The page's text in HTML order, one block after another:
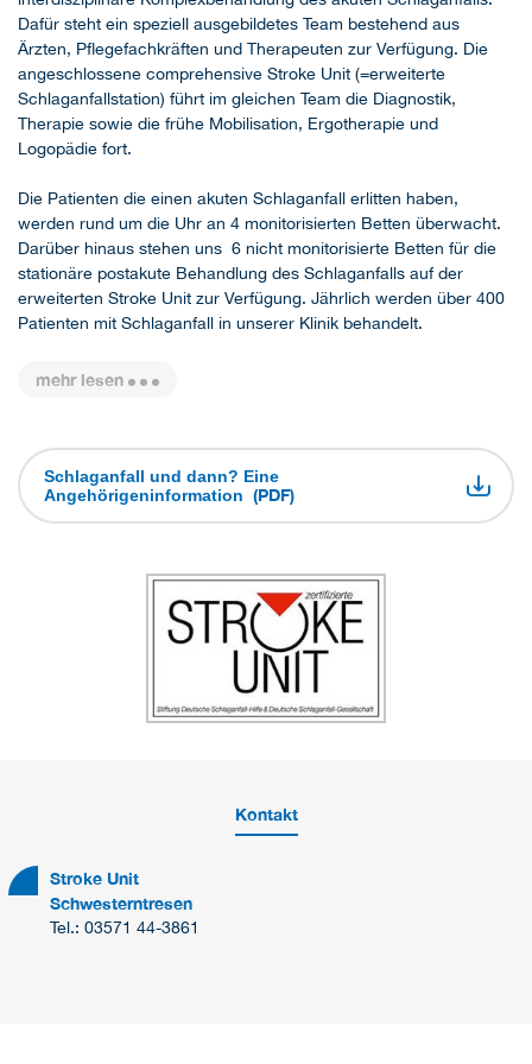
Dafür steht ein speziell ausgebildetes Team bestehend aus
Ärzten, Pflegefachkräften und Therapeuten zur Verfügung. Die
angeschlossene comprehensive Stroke Unit (=erweiterte
Schlaganfallstation) führt im gleichen Team die Diagnostik,
Therapie sowie die frühe Mobilisation, Ergotherapie und
Logopädie fort.
Die Patienten die einen akuten Schlaganfall erlitten haben,
werden rund um die Uhr an 4 monitorisierten Betten überwacht.
Darüber hinaus stehen uns 6 nicht monitorisierte Betten für die
stationäre postakute Behandlung des Schlaganfalls auf der
erweiterten Stroke Unit zur Verfügung. Jährlich werden über 400
Patienten mit Schlaganfall in unserer Klinik behandelt.
mehr lesen
Schlaganfall und dann? Eine
Angehörigeninformation (PDF)
Kontakt
Stroke Unit
Schwesterntresen
Tel.: 03571 44-3861